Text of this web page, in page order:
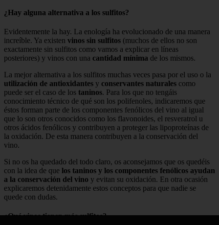
¿Hay alguna alternativa a los sulfitos?
Evidentemente la hay. La enología ha evolucionado de una manera
increíble. Ya existen vinos sin sulfitos (muchos de ellos no son
exactamente sin sulfitos como vamos a explicar en líneas
posteriores) y vinos con una cantidad mínima de los mismos.
La mejor alternativa a los sulfitos muchas veces pasa por el uso o la
utilización de antioxidantes y conservantes naturales como
puede ser el caso de los taninos. Para los que no tengáis
conocimiento técnico de qué son los polifenoles, indicaremos que
éstos forman parte de los componentes fenólicos del vino al igual
que lo son otros conocidos como los flavonoides, el resveratrol u
otros ácidos fenólicos y contribuyen a proteger las lipoproteínas de
la oxidación. De esta manera contribuyen a la conservación del
vino.
Si no os ha quedado del todo claro, os aconsejamos que os quedéis
con la idea de que los taninos y los componentes fenólicos ayudan
a la conservación del vino y evitan su oxidación. En otra ocasión
explicaremos detenidamente estos conceptos para que nadie se
quede con dudas.
¿Qué vinos tienen más sulfitos?